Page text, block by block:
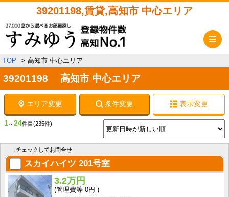
39201198,賃貸,高知市 中心エリア
TOP 高知市 中心エリア
39201198 高知市 中心エリア
エリア変更 条件変更 表示変更
1～24件目 (235件)
↓チェックしてお問合せ
スカイハイツ 201号室
3.2万円
0円